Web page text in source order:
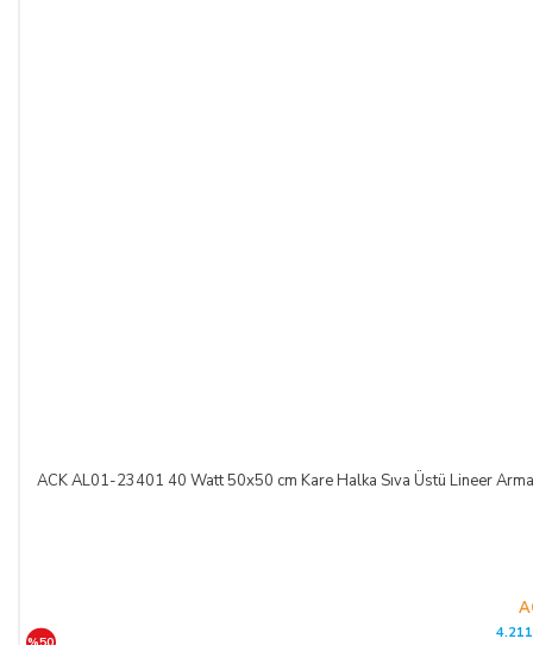
ACK AL01-23401 40 Watt 50x50 cm Kare Halka Sıva Üstü Lineer